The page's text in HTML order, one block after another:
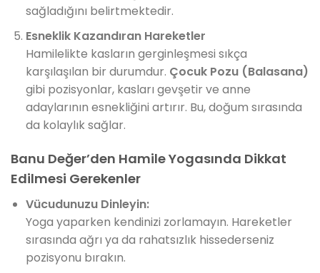
sağladığını belirtmektedir.
Esneklik Kazandıran Hareketler
Hamilelikte kasların gerginleşmesi sıkça
karşılaşılan bir durumdur. Çocuk Pozu (Balasana)
gibi pozisyonlar, kasları gevşetir ve anne
adaylarının esnekliğini artırır. Bu, doğum sırasında
da kolaylık sağlar.
Banu Değer’den Hamile Yogasında Dikkat
Edilmesi Gerekenler
Vücudunuzu Dinleyin:
Yoga yaparken kendinizi zorlamayın. Hareketler
sırasında ağrı ya da rahatsızlık hissederseniz
pozisyonu bırakın.